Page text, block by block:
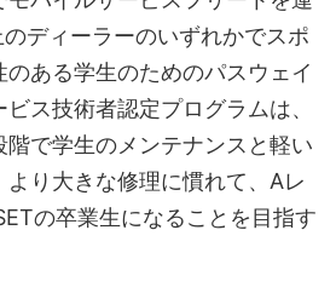
ディーラーのいずれかでスポ
ある学生のためのパスウェイ
ス技術者認定プログラムは、
で学生のメンテナンスと軽い
り大きな修理に慣れて、Aレ
の卒業生になることを目指す